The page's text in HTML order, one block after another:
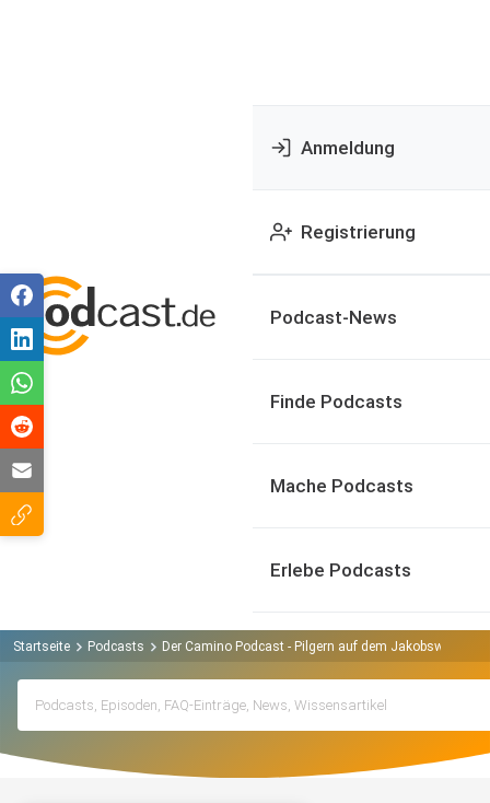
Anmeldung
Registrierung
Podcast-News
Finde Podcasts
Mache Podcasts
Erlebe Podcasts
Startseite Podcasts Der Camino Podcast - Pilgern auf dem Jakobsweg